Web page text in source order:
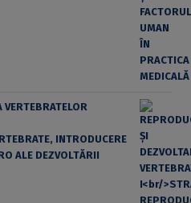
VERTEBRATELOR
INTRODUCERE
ALE DEZVOLTĂRII